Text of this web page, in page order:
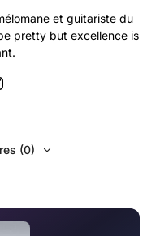
et guitariste du
pretty but excellence is
(0)